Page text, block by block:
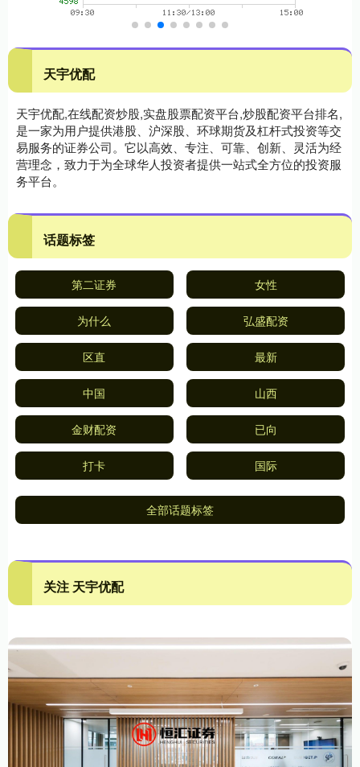
天宇优配
天宇优配,在线配资炒股,实盘股票配资平台,炒股配资平台排名,
是一家为用户提供港股、沪深股、环球期货及杠杆式投资等交
易服务的证券公司。它以高效、专注、可靠、创新、灵活为经
营理念，致力于为全球华人投资者提供一站式全方位的投资服
务平台。
话题标签
第二证券 女性
为什么 弘盛配资
区直 最新
中国 山西
金财配资 已向
打卡 国际
全部话题标签
关注 天宇优配